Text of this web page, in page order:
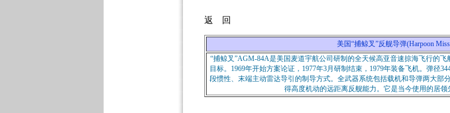
返 回
美国“捕鲸叉”反舰导弹(Harpoon
“捕鲸叉”AGM-84A是美国麦道宇航公司研制的全天候高亚音速掠海飞行的
目标。1969年开始方案论证，1977年3月研制结束，1979年装备飞机。弹径
段惯性、末端主动雷达导引的制导方式。全武器系统包括载机和导弹两大部
得高度机动的远距离反舰能力。它是当今使用的居领